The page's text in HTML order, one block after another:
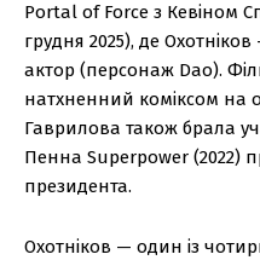
Portal of Force з Кевіном
грудня 2025), де
актор (персонаж Dao).
натхненний коміксом на
Гаврилова також брала
Пенна Superpower (2022)
президента.
Охотніков — один із